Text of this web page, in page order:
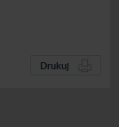
Drukuj